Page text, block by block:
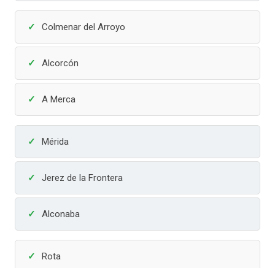
Colmenar del Arroyo
Alcorcón
A Merca
Mérida
Jerez de la Frontera
Alconaba
Rota